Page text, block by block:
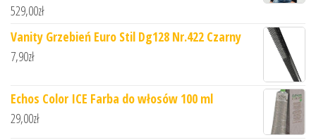
529,00zł
Vanity Grzebień Euro Stil Dg128 Nr.422 Czarny
7,90zł
Echos Color ICE Farba do włosów 100 ml
29,00zł